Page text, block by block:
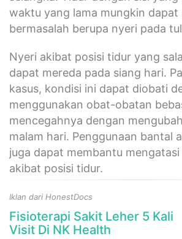
waktu yang lama mungkin dapat
bermasalah berupa nyeri pada
Nyeri akibat posisi tidur yang
dapat mereda pada siang hari.
kasus, kondisi ini dapat diobati
menggunakan obat-obatan
mencegahnya dengan
malam hari. Penggunaan bantal
juga dapat membantu
akibat posisi tidur.
Iklan dari HonestDocs
Fisioterapi Sakit Leher 5 Kali
Visit Di NK Health